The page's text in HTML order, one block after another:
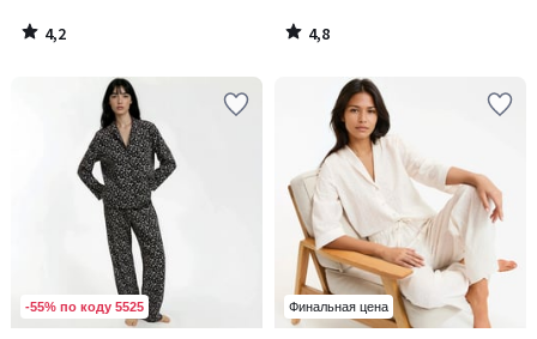
4,2
/
4,8
/
-55% по коду 5525 Финальная цена